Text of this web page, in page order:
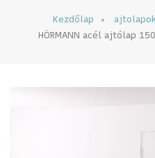
Kezdőlap
HÖRMANN acél ajtólap